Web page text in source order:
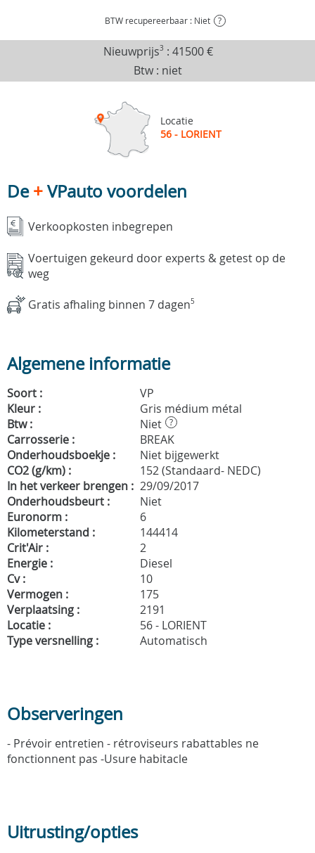
BTW recupereerbaar : Niet ?
Nieuwprijs3 :41500 €
Btw : niet
Locatie
56 - LORIENT
De+VPauto voordelen
Verkoopkosten inbegrepen
Voertuigen gekeurd door experts & getest op de
weg
Gratis afhaling binnen 7 dagen5
Algemene informatie
Soort :
VP
Kleur :
Gris médium métal
Btw :
Niet ?
Carrosserie :
BREAK
Onderhoudsboekje :
Niet bijgewerkt
CO2 (g/km) :
152 (Standaard- NEDC)
In het verkeer brengen : 29/09/2017
Onderhoudsbeurt :
Niet
Euronorm :
6
Kilometerstand :
144414
Crit'Air :
2
Energie :
Diesel
Cv :
10
Vermogen :
175
Verplaatsing :
2191
Locatie :
56 - LORIENT
Type versnelling :
Automatisch
Observeringen
- Prévoir entretien - rétroviseurs rabattables ne
fonctionnent pas -Usure habitacle
Uitrusting/opties